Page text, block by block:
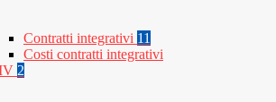
Contratti integrativi 11
Costi contratti integrativi
2